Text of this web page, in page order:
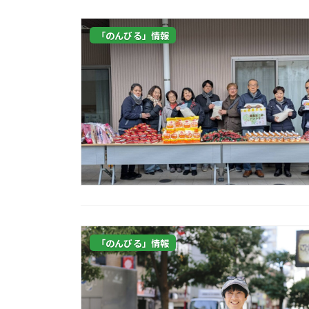
「のんびる」情報
「のんびる」情報